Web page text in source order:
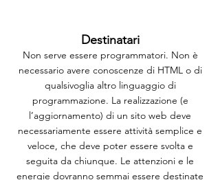
Destinatari
Non serve essere programmatori. Non è
necessario avere conoscenze di HTML o di
qualsivoglia altro linguaggio di
programmazione. La realizzazione (e
l’aggiornamento) di un sito web deve
necessariamente essere attività semplice e
veloce, che deve poter essere svolta e
seguita da chiunque. Le attenzioni e le
energie dovranno semmai essere destinate